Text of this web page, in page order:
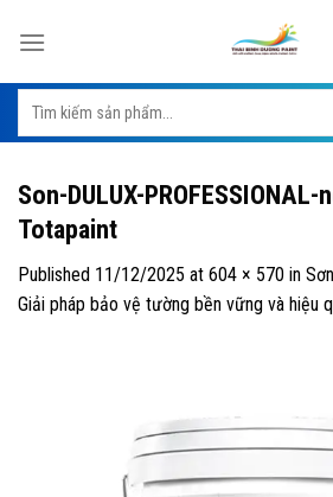
Tìm
kiếm:
Son-DULUX-
Totapaint
Published 11/12/2025 at 604 × 570 in
Giải pháp bảo vệ tường bền vững và hiệu